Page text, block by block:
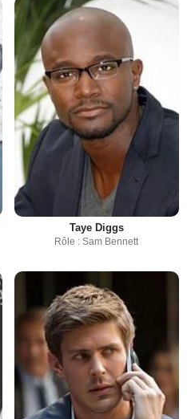
Taye Diggs
Rôle : Sam Bennett